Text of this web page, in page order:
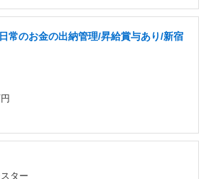
常のお金の出納管理/昇給賞与あり/新宿
ター